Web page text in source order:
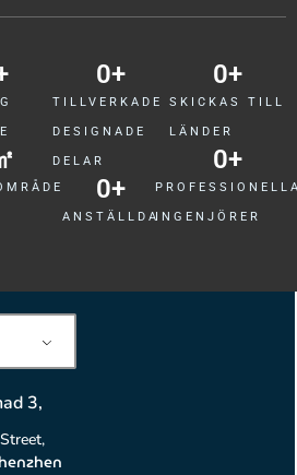
TILLVERKADE
DESIGNADE
DELAR
0+
ANSTÄLLDA
0+
SKICKAS TILL
LÄNDER
0+
INGENJÖRER
0+
3,